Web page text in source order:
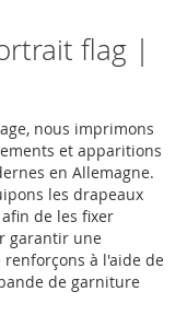
flag |
nous imprimons
et apparitions
en Allemagne.
les drapeaux
de les fixer
garantir une
à l'aide de
de garniture